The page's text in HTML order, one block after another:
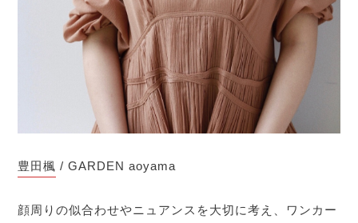
豊田楓 / GARDEN aoyama
顔周りの似合わせやニュアンスを大切に考え、ワンカー